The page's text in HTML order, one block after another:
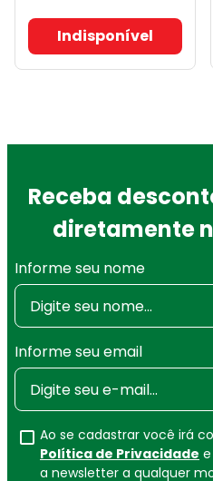
Indisponível
Receba
diretamente
Informe seu nome
Informe seu email
Ao se cadastrar você irá
Política de Privacidade
a newsletter a qualquer